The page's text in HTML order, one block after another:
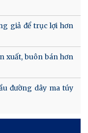
giả để trục lợi hơn
xuất, buôn bán hơn
đường dây ma túy